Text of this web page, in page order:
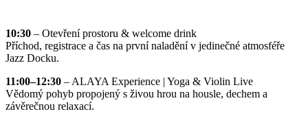
10:30 – Otevření prostoru & welcome drink
Příchod, registrace a čas na první naladění v jedinečné atmosféře
Jazz Docku.
11:00–12:30 – ALAYA Experience | Yoga & Violin Live
Vědomý pohyb propojený s živou hrou na housle, dechem a
závěrečnou relaxací.